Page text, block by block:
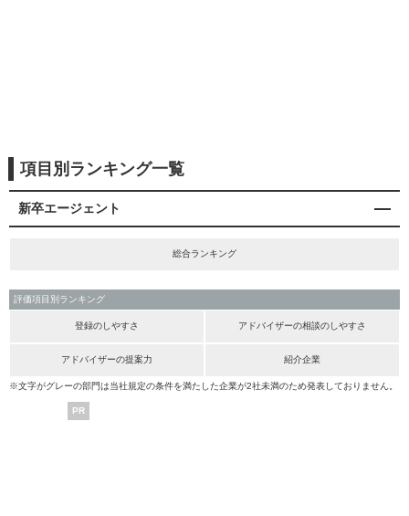
項目別ランキング一覧
新卒エージェント
総合ランキング
評価項目別ランキング
登録のしやすさ アドバイザーの相談のしやすさ
アドバイザーの提案力 紹介企業
※文字がグレーの部門は当社規定の条件を満たした企業が2社未満のため発表しておりません。
PR